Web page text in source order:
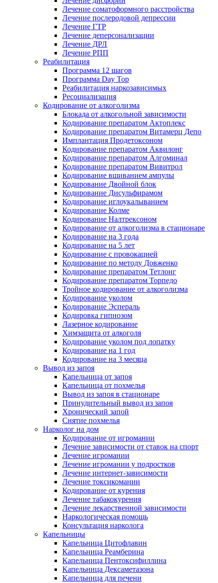
Лечение соматоформного расстройства
Лечение послеродовой депрессии
Лечение ГТР
Лечение деперсонализации
Лечение ДРЛ
Лечение РПП
Реабилитация
Программа 12 шагов
Программа Day Top
Реабилитация наркозависимых
Ресоциализация
Кодирование от алкоголизма
Блокада от алкогольной зависимости
Кодирование препаратом Актоплекс
Кодирование препаратом Витамерц Депо
Имплантация Продетоксоном
Кодирование препаратом Аквилонг
Кодирование препаратом Алгоминал
Кодирование препаратом Вивитрол
Кодирование вшиванием ампулы
Кодирование Двойной блок
Кодирование Дисульфирамом
Кодирование иглоукалыванием
Кодирование Колме
Кодирование Налтрексоном
Кодирование от алкоголизма в стационаре
Кодирование на 3 года
Кодирование на 5 лет
Кодирование с провокацией
Кодирование по методу Довженко
Кодирование препаратом Тетлонг
Кодирование препаратом Торпедо
Тройное кодирование от алкоголизма
Кодирование уколом
Кодирование Эспераль
Кодировка гипнозом
Лазерное кодирование
Химзащита от алкоголя
Кодирование уколом под лопатку
Кодирование на 1 год
Кодирование на 3 месяца
Вывод из запоя
Капельница от запоя
Капельница от похмелья
Вывод из запоя в стационаре
Принудительный вывод из запоя
Хронический запой
Снятие похмелья
Нарколог на дом
Кодирование от игромании
Лечение зависимости от ставок на спорт
Лечение игромании
Лечение игромании у подростков
Лечение интернет-зависимости
Лечение токсикомании
Кодирование от курения
Лечение табакокурения
Лечение лекарственной зависимости
Наркологическая помощь
Консультация нарколога
Капельницы
Капельница Цитофлавин
Капельница Реамберина
Капельница Пентоксифиллина
Капельница Дексаметазона
Капельница для печени